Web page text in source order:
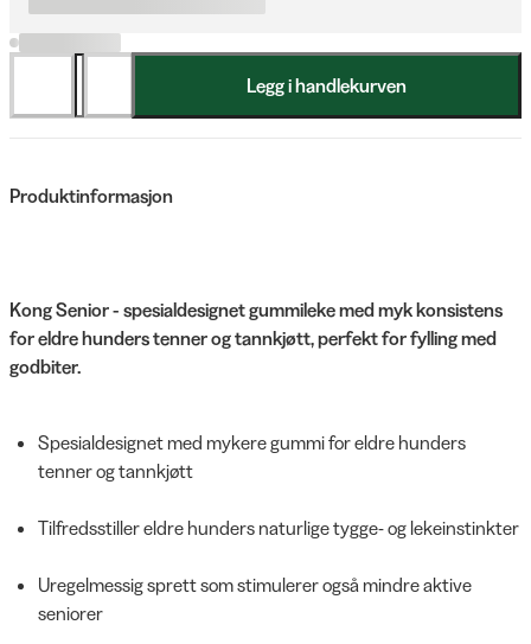
Legg i handlekurven
Produktinformasjon
Kong Senior - spesialdesignet gummileke med myk konsistens
for eldre hunders tenner og tannkjøtt, perfekt for fylling med
godbiter.
Spesialdesignet med mykere gummi for eldre hunders
tenner og tannkjøtt
Tilfredsstiller eldre hunders naturlige tygge- og lekeinstinkter
Uregelmessig sprett som stimulerer også mindre aktive
seniorer